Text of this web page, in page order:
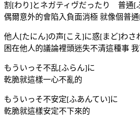
割[わり]とネガティヴだったり 普通[
偶爾意外的會陷入負面消極 就像個普
他人[たにん]の声[こえ]に惑[まど]わさ
困在他人的議論裡頭迷失不清這種事
もういっそ不乱[ふらん]に
乾脆就這樣一心不亂的
もういっそ不安定[ふあんてい]に
乾脆就這樣安定不下來的